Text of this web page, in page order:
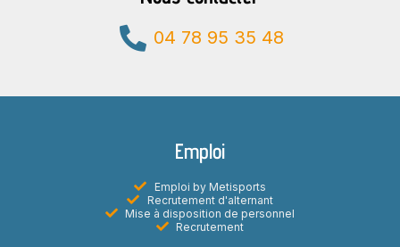
04 78 95 35 48
Emploi
Emploi by Metisports
Recrutement d'alternant
Mise à disposition de personnel
Recrutement